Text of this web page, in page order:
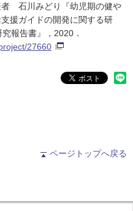
者 石川みどり『幼児期の健や
援ガイドの開発に関する研
報告書』，2020．
27660
ページトップへ戻る